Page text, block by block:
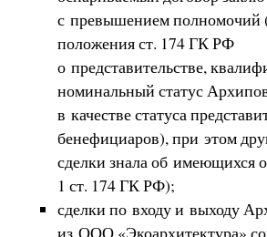
с превышением полномочий
положения ст. 174 ГК РФ
о представительстве,
номинальный статус
в качестве статуса
бенефициаров), при этом
сделки знала об имеющихся
1 ст. 174 ГК РФ);
сделки по входу и выходу
из ООО «Экоархитектура»